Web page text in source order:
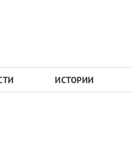
ИСТОРИИ